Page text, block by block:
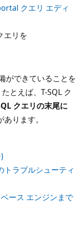
クエリ エディ
エリを
ができていることを
とえば、T-SQL ク
クエリの末尾に
ります。
トラブルシューティ
ース エンジンまで